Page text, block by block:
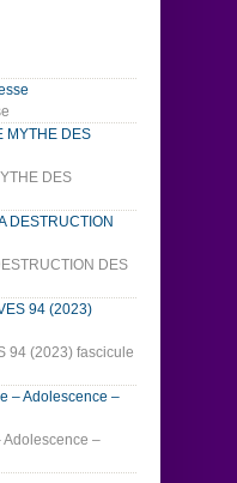
DES
DES
94 (2023) fascicule
Adolescence –